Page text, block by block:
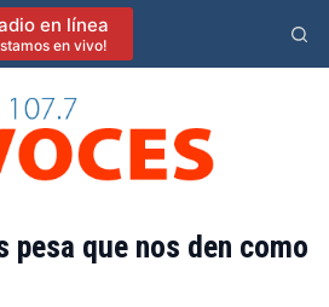
en línea
en vivo!
pesa que nos den como